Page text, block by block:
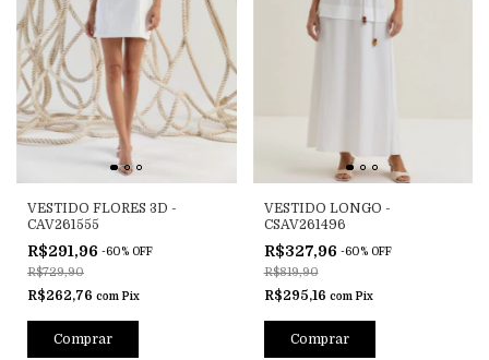
VESTIDO FLORES 3D -
CAV261555
R$291,96 -60% OFF
R$729,90
R$262,76 com Pix
Comprar
VESTIDO LONGO -
CSAV261496
R$327,96 -60% OFF
R$819,90
R$295,16 com Pix
Comprar